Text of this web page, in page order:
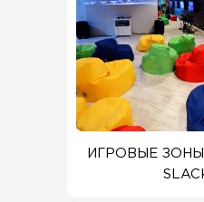
ИГРОВЫЕ